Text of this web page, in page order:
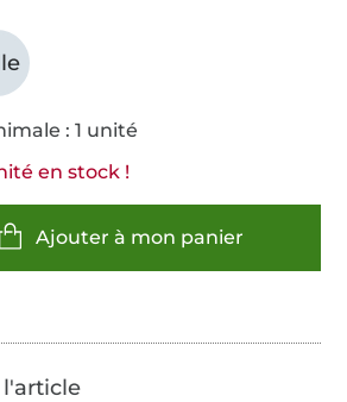
: 1 unité
en stock !
Ajouter à mon panier